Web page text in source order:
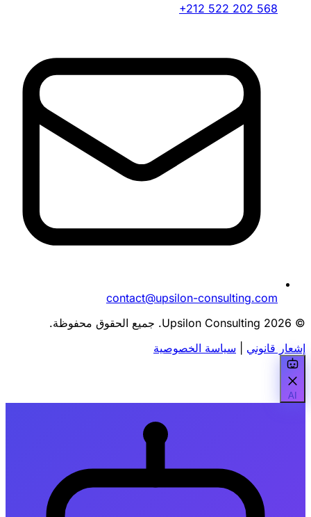
+212 522 202 568
contact@upsilon-consulting.com
© 2026 Upsilon Consulting. جميع الحقوق محفوظة.
إشعار قانوني
سياسة الخصوصية
AI